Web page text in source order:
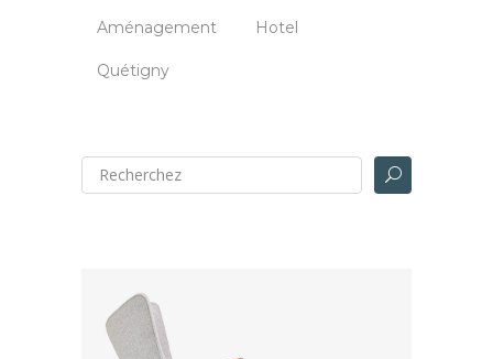
Aménagement Hotel
Quétigny